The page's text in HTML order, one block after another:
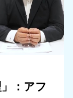
：アフ